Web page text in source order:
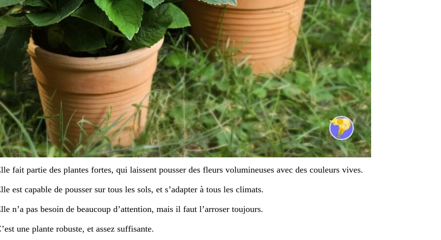
fait partie des plantes fortes, qui laissent pousser des fleurs volumineuses avec des couleurs vives.
est capable de pousser sur tous les sols, et s’adapter à tous les climats.
n’a pas besoin de beaucoup d’attention, mais il faut l’arroser toujours.
une plante robuste, et assez suffisante.